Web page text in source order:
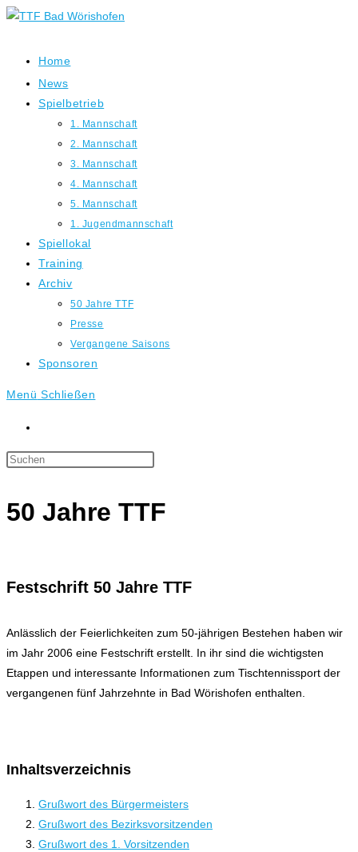
Zum
springenHome
News
Spielbetrieb
1. Mannschaft
2. Mannschaft
3. Mannschaft
4. Mannschaft
5. Mannschaft
1. Jugendmannschaft
Spiellokal
Training
Archiv
50 Jahre TTF
Presse
Vergangene Saisons
Sponsoren
Menü Schließen
close
50 Jahre TTF
Festschrift 50 Jahre TTF
Anlässlich der Feierlichkeiten zum 50-jährigen Bestehen haben wir
im Jahr 2006 eine Festschrift erstellt. In ihr sind die wichtigsten
Etappen und interessante Informationen zum Tischtennissport der
vergangenen fünf Jahrzehnte in Bad Wörishofen enthalten.
Inhaltsverzeichnis
Grußwort des Bürgermeisters
Grußwort des Bezirksvorsitzenden
Grußwort des 1. Vorsitzenden